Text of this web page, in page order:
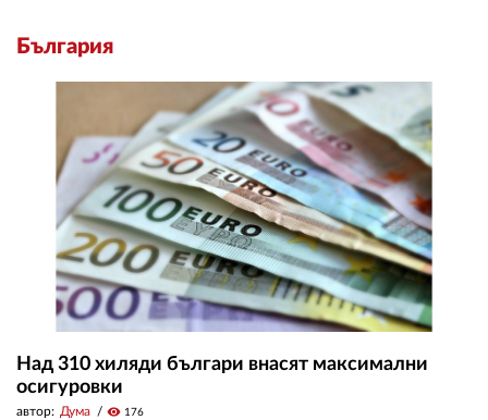
България
Над 310 хиляди българи внасят максимални
осигуровки
автор: Дума visibility 176